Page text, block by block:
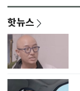
핫뉴스